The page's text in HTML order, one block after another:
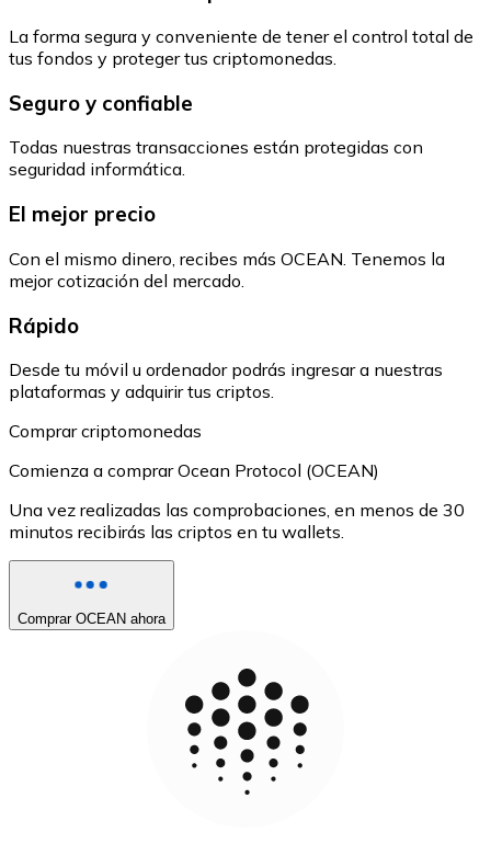
La forma segura y conveniente de tener el control total de
tus fondos y proteger tus criptomonedas.
Seguro y confiable
Todas nuestras transacciones están protegidas con
seguridad informática.
El mejor precio
Con el mismo dinero, recibes más OCEAN. Tenemos la
mejor cotización del mercado.
Rápido
Desde tu móvil u ordenador podrás ingresar a nuestras
plataformas y adquirir tus criptos.
Comprar criptomonedas
Comienza a comprar Ocean Protocol (OCEAN)
Una vez realizadas las comprobaciones, en menos de 30
minutos recibirás las criptos en tu wallets.
Comprar OCEAN ahora